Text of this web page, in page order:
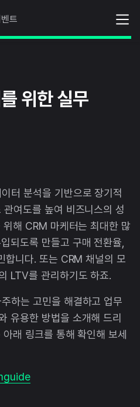
트
위한 실무
터 분석을 기반으로 장기적
여도를 높여 비즈니스의 성
해 CRM 마케터는 최대한 많
되도록 만들고 구매 전환율,
합니다. 또는 CRM 채널의 모
LTV를 관리하기도 하죠.
하는 고민을 해결하고 업무
유용한 방법을 소개해 드리
래 링크를 통해 확인해 보세